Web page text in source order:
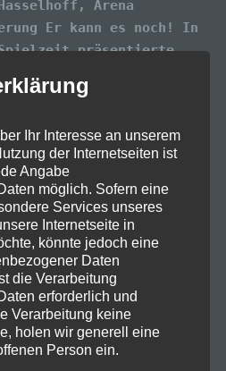
Arena
Er kann es noch! In
Spielzeit präsentierte
dem Motto "30 Years
Festival Bericht
Summer Breeze 2017
Alle Jahre wieder
pendeln tausende
Metaller in das
mittelfänkische
Dinkelsbühl, um auf dem
der unterschiedlichsten
2017 ist jedoch
Ihr Interesse an unserem
der Internetseiten ist
Angabe
möglich. Sofern eine
Services unseres
Internetseite in
könnte jedoch eine
Daten
die Verarbeitung
erforderlich und
Verarbeitung keine
holen wir generell eine
Person ein.